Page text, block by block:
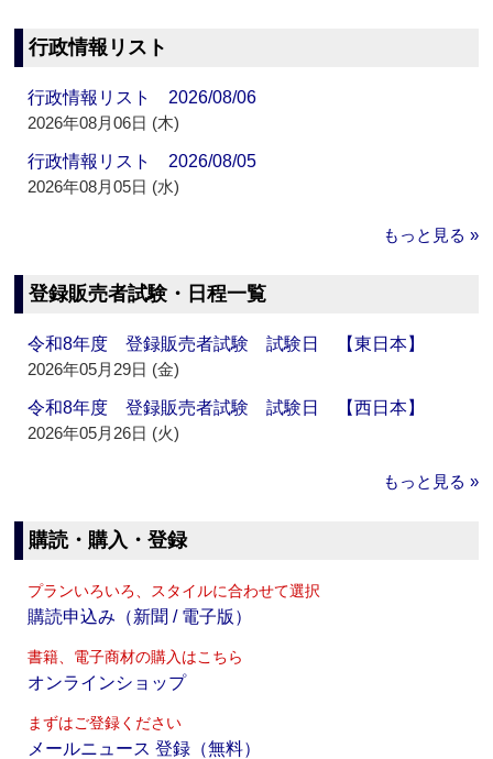
行政情報リスト
行政情報リスト 2026/08/06
2026年08月06日 (木)
行政情報リスト 2026/08/05
2026年08月05日 (水)
もっと見る »
登録販売者試験・日程一覧
令和8年度 登録販売者試験 試験日 【東日本】
2026年05月29日 (金)
令和8年度 登録販売者試験 試験日 【西日本】
2026年05月26日 (火)
もっと見る »
購読・購入・登録
プランいろいろ、スタイルに合わせて選択
購読申込み（新聞 / 電子版）
書籍、電子商材の購入はこちら
オンラインショップ
まずはご登録ください
メールニュース 登録（無料）